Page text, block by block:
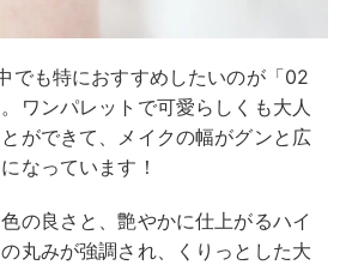
でも特におすすめしたいのが「02
ワンパレットで可愛らしくも大人
ができて、メイクの幅がグンと広
なっています！
の良さと、艶やかに仕上がるハイ
丸みが強調され、くりっとした大